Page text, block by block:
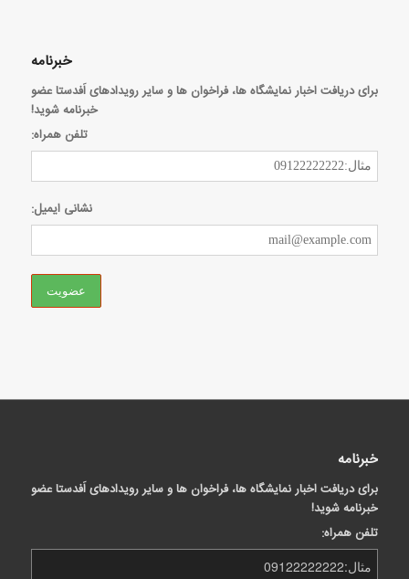
خبرنامه
برای دریافت اخبار نمایشگاه ها، فراخوان ها و سایر رویدادهای اَفدستا عضو
خبرنامه شوید!
تلفن همراه:
نشانی ایمیل:
خبرنامه
برای دریافت اخبار نمایشگاه ها، فراخوان ها و سایر رویدادهای اَفدستا عضو
خبرنامه شوید!
تلفن همراه: